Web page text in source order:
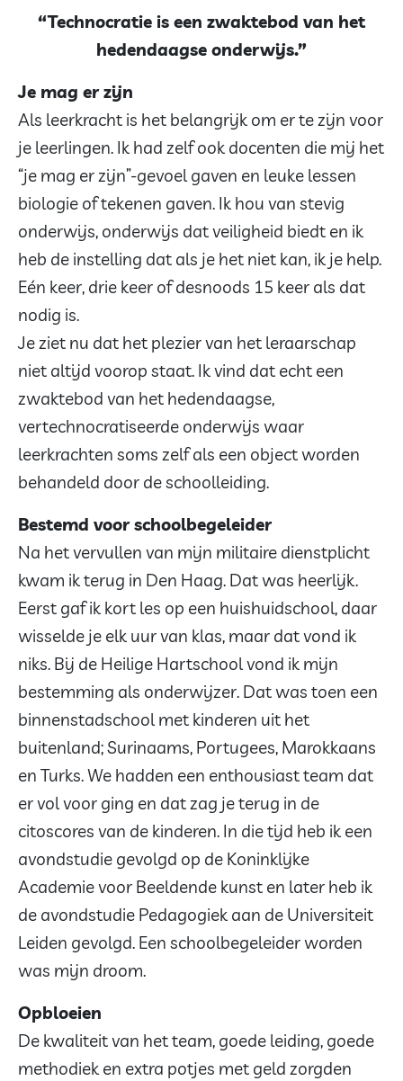
“Technocratie is een zwaktebod van het
hedendaagse onderwijs.”
Je mag er zijn
Als leerkracht is het belangrijk om er te zijn voor
je leerlingen. Ik had zelf ook docenten die mij het
“je mag er zijn”-gevoel gaven en leuke lessen
biologie of tekenen gaven. Ik hou van stevig
onderwijs, onderwijs dat veiligheid biedt en ik
heb de instelling dat als je het niet kan, ik je help.
Eén keer, drie keer of desnoods 15 keer als dat
nodig is.
Je ziet nu dat het plezier van het leraarschap
niet altijd voorop staat. Ik vind dat echt een
zwaktebod van het hedendaagse,
vertechnocratiseerde onderwijs waar
leerkrachten soms zelf als een object worden
behandeld door de schoolleiding.
Bestemd voor schoolbegeleider
Na het vervullen van mijn militaire dienstplicht
kwam ik terug in Den Haag. Dat was heerlijk.
Eerst gaf ik kort les op een huishuidschool, daar
wisselde je elk uur van klas, maar dat vond ik
niks. Bij de Heilige Hartschool vond ik mijn
bestemming als onderwijzer. Dat was toen een
binnenstadschool met kinderen uit het
buitenland; Surinaams, Portugees, Marokkaans
en Turks. We hadden een enthousiast team dat
er vol voor ging en dat zag je terug in de
citoscores van de kinderen. In die tijd heb ik een
avondstudie gevolgd op de Koninklijke
Academie voor Beeldende kunst en later heb ik
de avondstudie Pedagogiek aan de Universiteit
Leiden gevolgd. Een schoolbegeleider worden
was mijn droom.
Opbloeien
De kwaliteit van het team, goede leiding, goede
methodiek en extra potjes met geld zorgden